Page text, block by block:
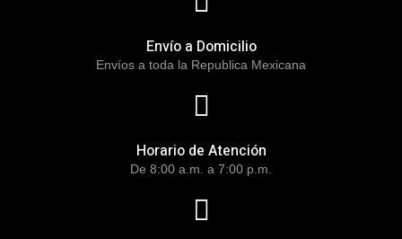
Envío a Domicilio
Envíos a toda la Republica Mexicana
Horario de Atención
De 8:00 a.m. a 7:00 p.m.